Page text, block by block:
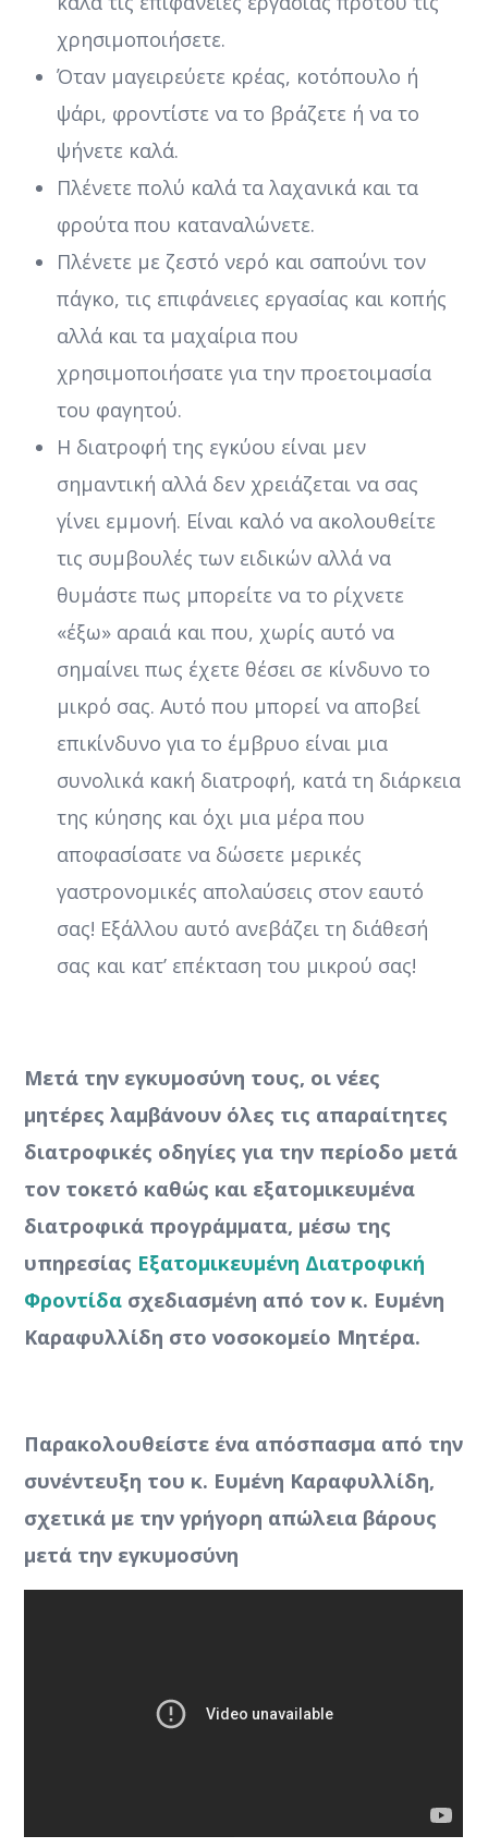
χρησιμοποιήσετε.
Όταν μαγειρεύετε κρέας, κοτόπουλο ή
ψάρι, φροντίστε να το βράζετε ή να το
ψήνετε καλά.
Πλένετε πολύ καλά τα λαχανικά και τα
φρούτα που καταναλώνετε.
Πλένετε με ζεστό νερό και σαπούνι τον
πάγκο, τις επιφάνειες εργασίας και κοπής
αλλά και τα μαχαίρια που
χρησιμοποιήσατε για την προετοιμασία
του φαγητού.
Η διατροφή της εγκύου είναι μεν
σημαντική αλλά δεν χρειάζεται να σας
γίνει εμμονή. Είναι καλό να ακολουθείτε
τις συμβουλές των ειδικών αλλά να
θυμάστε πως μπορείτε να το ρίχνετε
«έξω» αραιά και που, χωρίς αυτό να
σημαίνει πως έχετε θέσει σε κίνδυνο το
μικρό σας. Αυτό που μπορεί να αποβεί
επικίνδυνο για το έμβρυο είναι μια
συνολικά κακή διατροφή, κατά τη διάρκεια
της κύησης και όχι μια μέρα που
αποφασίσατε να δώσετε μερικές
γαστρονομικές απολαύσεις στον εαυτό
σας! Εξάλλου αυτό ανεβάζει τη διάθεσή
σας και κατ’ επέκταση του μικρού σας!
Μετά την εγκυμοσύνη τους, οι νέες
μητέρες λαμβάνουν όλες τις απαραίτητες
διατροφικές οδηγίες για την περίοδο μετά
τον τοκετό καθώς και εξατομικευμένα
διατροφικά προγράμματα, μέσω της
υπηρεσίας Εξατομικευμένη Διατροφική
Φροντίδα σχεδιασμένη από τον κ. Ευμένη
Καραφυλλίδη στο νοσοκομείο Μητέρα.
Παρακολουθείστε ένα απόσπασμα από την
συνέντευξη του κ. Ευμένη Καραφυλλίδη,
σχετικά με την γρήγορη απώλεια βάρους
μετά την εγκυμοσύνη